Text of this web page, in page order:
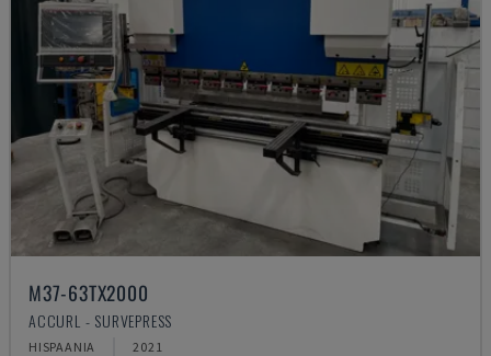
M37-63TX2000
ACCURL - SURVEPRESS
HISPAANIA 2021